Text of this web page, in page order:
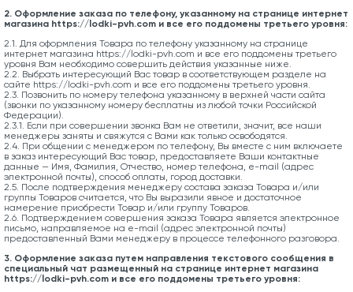
2. Оформление заказа по телефону, указанному на странице интернет
магазина https://lodki-pvh.com и все его поддомены третьего уровня:
2.1. Для оформления Товара по телефону указанному на странице
интернет магазина https://lodki-pvh.com и все его поддомены третьего
уровня Вам необходимо совершить действия указанные ниже.
2.2. Выбрать интересующий Вас товар в соответствующем разделе на
сайте https://lodki-pvh.com и все его поддомены третьего уровня.
2.3. Позвонить по номеру телефона указанному в верхней части сайта
(звонки по указанному номеру бесплатны из любой точки Российской
Федерации).
2.3.1. Если при совершении звонка Вам не ответили, значит, все наши
менеджеры заняты и свяжутся с Вами как только освободятся.
2.4. При общении с менеджером по телефону, Вы вместе с ним включаете
в заказ интересующий Вас товар, предоставляете Ваши контактные
данные — Имя, Фамилия, Отчество, номер телефона, e-mail (адрес
электронной почты), способ оплаты, город доставки.
2.5. После подтверждения менеджеру состава заказа Товара и/или
группы Товаров считается, что Вы выразили явное и достаточное
намерение приобрести Товар и/или группу Товаров.
2.6. Подтверждением совершения заказа Товара является электронное
письмо, направляемое на e-mail (адрес электронной почты)
предоставленный Вами менеджеру в процессе телефонного разговора.
3. Оформление заказа путем направления текстового сообщения в
специальный чат размещенный на странице интернет магазина
https://lodki-pvh.com и все его поддомены третьего уровня: